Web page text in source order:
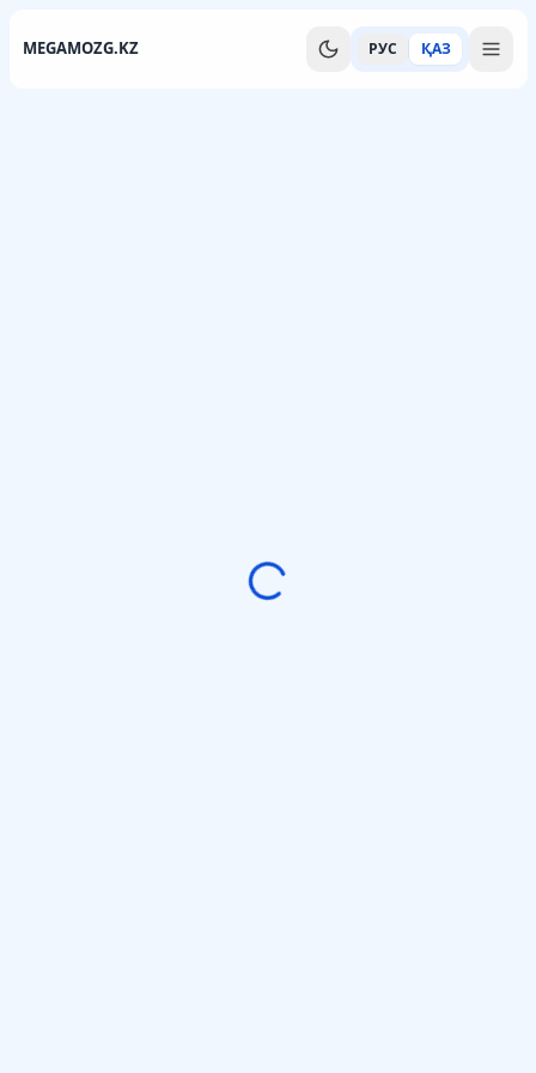
MEGAMOZG.KZ РУС ҚАЗ